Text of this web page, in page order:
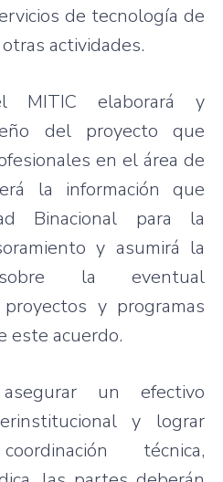
de tecnología de
actividades.
elaborará y
del proyecto que
en el área de
la información que
Binacional para la
y asumirá la
sobre la eventual
y programas
este acuerdo.
un efectivo
y lograr
técnica,